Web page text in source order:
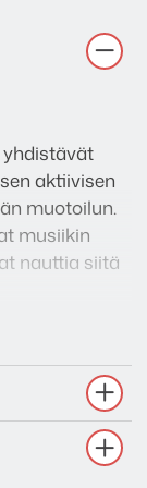
yhdistävät
aktiivisen
muotoilun.
musiikin
nauttia siitä
mikä